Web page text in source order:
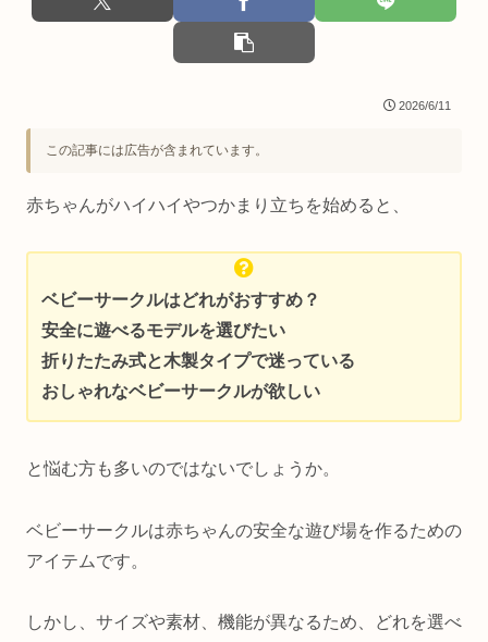
2026/6/11
この記事には広告が含まれています。
赤ちゃんがハイハイやつかまり立ちを始めると、
ベビーサークルはどれがおすすめ？
安全に遊べるモデルを選びたい
折りたたみ式と木製タイプで迷っている
おしゃれなベビーサークルが欲しい
と悩む方も多いのではないでしょうか。
ベビーサークルは赤ちゃんの安全な遊び場を作るための
アイテムです。
しかし、サイズや素材、機能が異なるため、どれを選べ